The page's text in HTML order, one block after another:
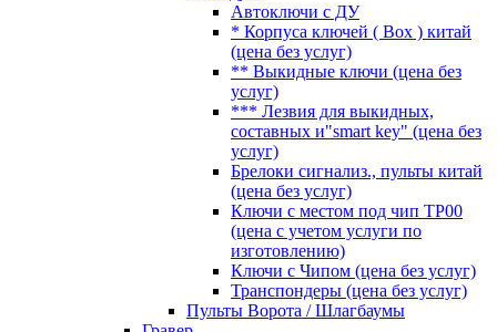
Автоключи с ДУ
* Корпуса ключей ( Box ) китай
(цена без услуг)
** Выкидные ключи (цена без
услуг)
*** Лезвия для выкидных,
составных и"smart key" (цена без
услуг)
Брелоки сигнализ., пульты китай
(цена без услуг)
Ключи с местом под чип TP00
(цена с учетом услуги по
изготовлению)
Ключи с Чипом (цена без услуг)
Транспондеры (цена без услуг)
Пульты Ворота / Шлагбаумы